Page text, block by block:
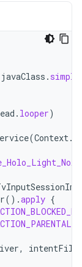
javaClass .
. looper)
(Context.
().apply {
,